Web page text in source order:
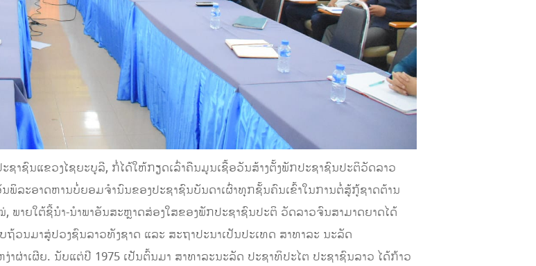
າຊົນແຂວງໄຊຍະບູລີ, ກໍ່ໄດ້ໃຫ້ກຽດເລົ່າຄືນມູນເຊື້ອວັນສ້າງຕັ້ງພັກປະຊາຊົນປະຕິວັດລາວ
ລະອາດຫານບໍ່ຍອມຈຳນົນຂອງປະຊາຊົນບັນດາເຜົ່າທຸກຊັ້ນຄົນເຂົ້າໃນການຕໍ່ສູ້ກູ້ຊາດຕ້ານ
າຍໃຕ້ຊີ້ນຳ-ນຳພາອັນສະຫຼາດສ່ອງໃສຂອງພັກປະຊາຊົນປະຕິ ວັດລາວຈົນສາມາດຍາດໄດ້
ວນມາສູ່ປວງຊົນລາວທັງຊາດ ແລະ ສະຖາປະນາເປັນປະເທດ ສາທາລະ ນະລັດ
ຜ່າເຜີຍ. ນັບແຕ່ປີ 1975 ເປັນຕົ້ນມາ ສາທາລະນະລັດ ປະຊາທິປະໄຕ ປະຊາຊົນລາວ ໄດ້ກ້າວ